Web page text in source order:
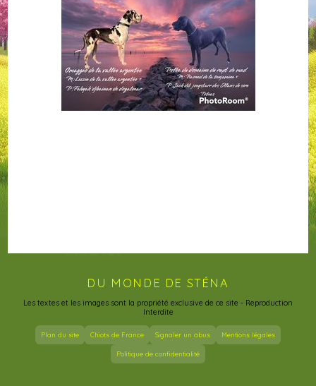
DU MONDE DE STÉNA
Les textes et les images sont la propriété exclusive de ce site - Reproduction
Interdite
Plan du site Chiots de France Signaler un abus Mentions légales
Politique de confidentialité